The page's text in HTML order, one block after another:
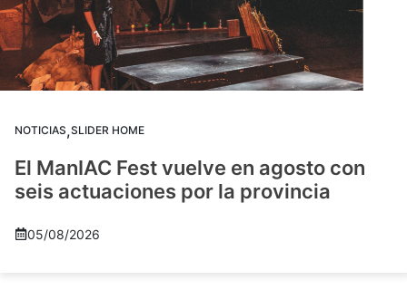
NOTICIAS,SLIDER HOME
El ManIAC Fest vuelve en agosto con
seis actuaciones por la provincia
05/08/2026